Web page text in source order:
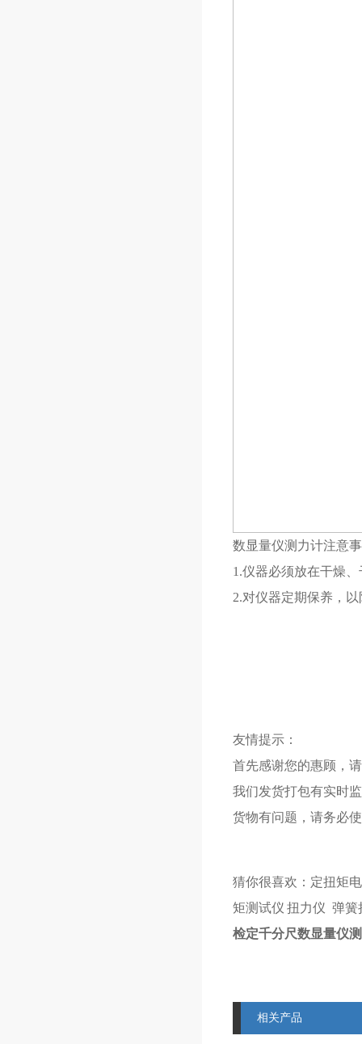
数显量仪测力计注意
1.仪器必须放在干燥
2.对仪器定期保养，
友情提示：
首先感谢您的惠顾，
我们发货打包有实时
货物有问题，请务必
猜你很喜欢： 定扭矩
矩测试仪 扭力仪 弹簧
检定千分尺数显量仪
相关产品